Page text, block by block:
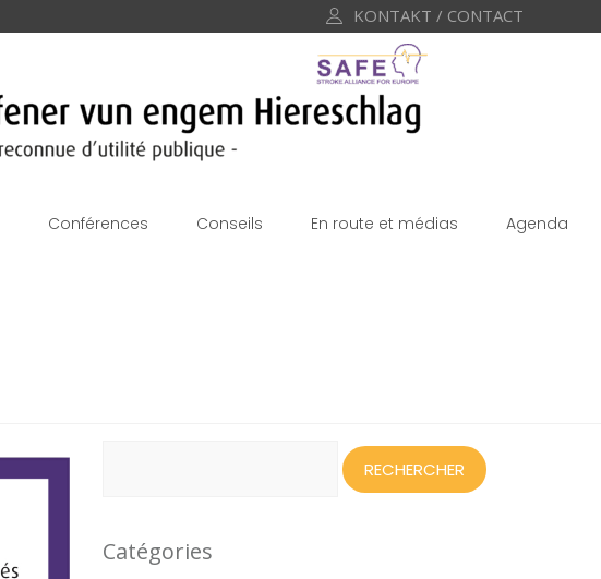
KONTAKT / CONTACT
Conférences Conseils En route et médias Agenda
Catégories